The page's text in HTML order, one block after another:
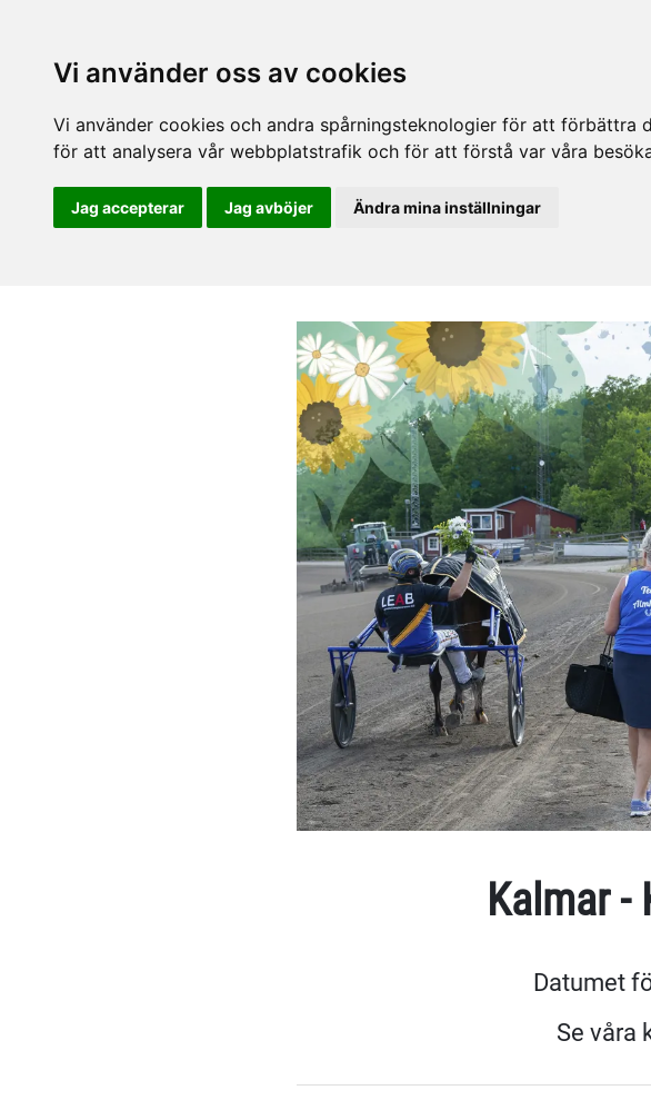
Vi använder oss av cookies
Vi använder cookies och andra spårningsteknologier för att
för att analysera vår webbplatstrafik och för att förstå var våra
Jag accepterar Jag avböjer Ändra mina inställningar
Kalmar -
Datumet
Se våra